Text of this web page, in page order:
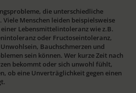
die unterschiedliche
Viele Menschen leiden beispielsweise
Lebensmittelintoleranz wie z.B.
oder Fructoseintoleranz,
Bauchschmerzen und
sein können. Wer kurze Zeit nach
bekommt oder sich unwohl fühlt,
ob eine Unverträglichkeit gegen einen